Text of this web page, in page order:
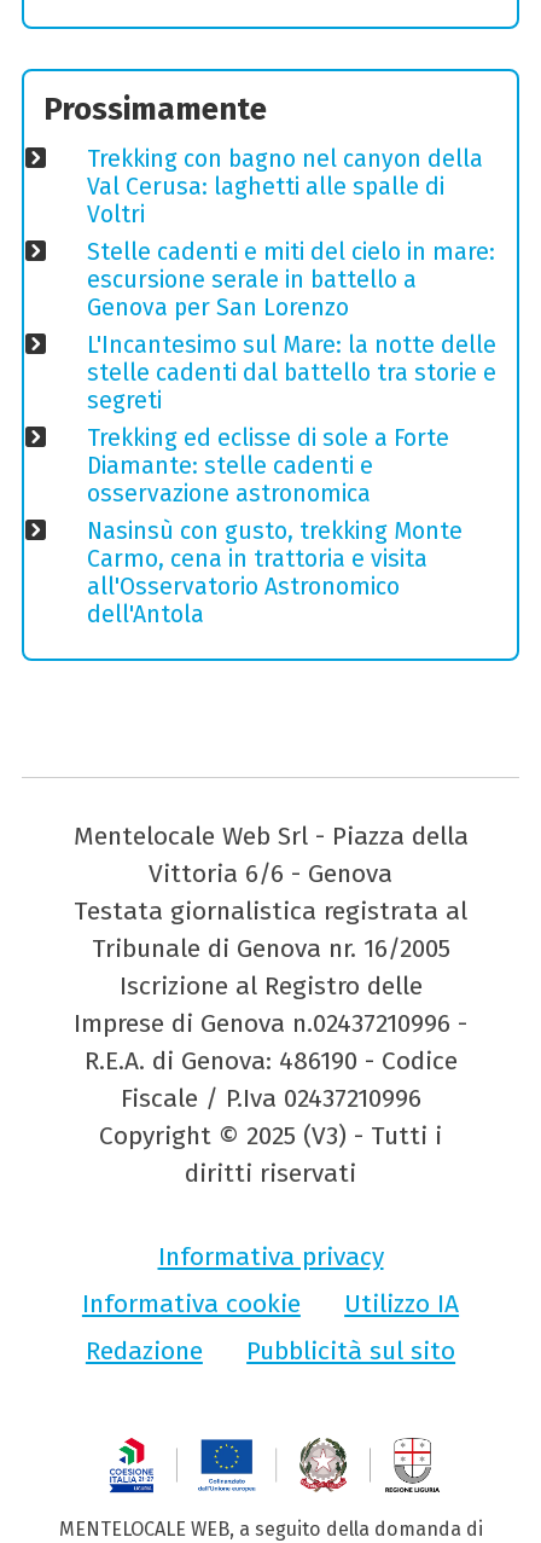
Prossimamente
Trekking con bagno nel canyon della
Val Cerusa: laghetti alle spalle di
Voltri
Stelle cadenti e miti del cielo in mare:
escursione serale in battello a
Genova per San Lorenzo
L'Incantesimo sul Mare: la notte delle
stelle cadenti dal battello tra storie e
segreti
Trekking ed eclisse di sole a Forte
Diamante: stelle cadenti e
osservazione astronomica
Nasinsù con gusto, trekking Monte
Carmo, cena in trattoria e visita
all'Osservatorio Astronomico
dell'Antola
Mentelocale Web Srl - Piazza della
Vittoria 6/6 - Genova
Testata giornalistica registrata al
Tribunale di Genova nr. 16/2005
Iscrizione al Registro delle
Imprese di Genova n.02437210996 -
R.E.A. di Genova: 486190 - Codice
Fiscale / P.Iva 02437210996
Copyright © 2025 (V3) - Tutti i
diritti riservati
Informativa privacy
Informativa cookie
Utilizzo IA
Redazione
Pubblicità sul sito
MENTELOCALE WEB, a seguito della domanda di